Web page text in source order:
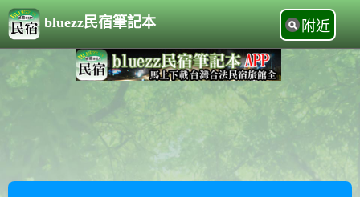
bluezz民宿筆記本 附近